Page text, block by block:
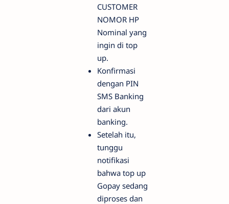
CUSTOMER
NOMOR HP
Nominal yang
ingin di top
up.
Konfirmasi
dengan PIN
SMS Banking
dari akun
banking.
Setelah itu,
tunggu
notifikasi
bahwa top up
Gopay sedang
diproses dan